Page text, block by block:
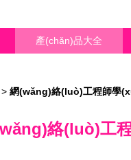
產(chǎn)品大全
> 網(wǎng)絡(luò)工程師學
絡(luò)工